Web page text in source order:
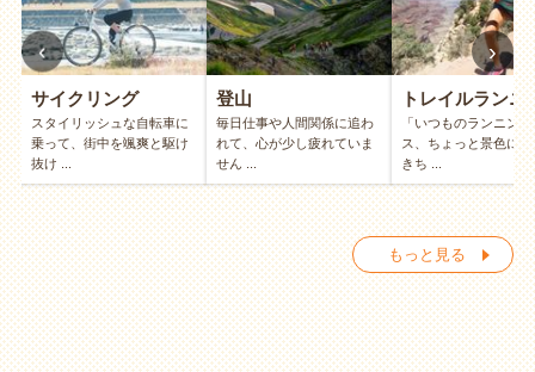
サイクリング
スタイリッシュな自転車に
乗って、街中を颯爽と駆け
抜け ...
登山
毎日仕事や人間関係に追わ
れて、心が少し疲れていま
せん ...
トレイルランニ
「いつものランニン
ス、ちょっと景色に飽
きち ...
‹ ›
もっと見る